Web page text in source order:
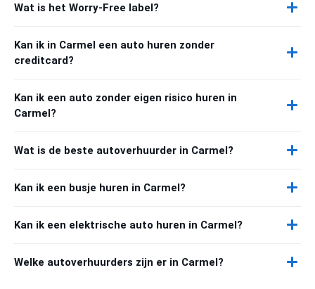
Wat is het Worry-Free label?
Kan ik in Carmel een auto huren zonder
creditcard?
Kan ik een auto zonder eigen risico huren in
Carmel?
Wat is de beste autoverhuurder in Carmel?
Kan ik een busje huren in Carmel?
Kan ik een elektrische auto huren in Carmel?
Welke autoverhuurders zijn er in Carmel?